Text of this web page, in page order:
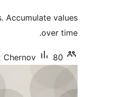
Accumulate values
over time.
Chernov 80+ התקנות פעילות